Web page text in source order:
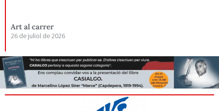
Art al carrer
26 de juliol de 2026